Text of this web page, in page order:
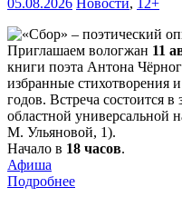
05.08.2026 Новости, 12+
Приглашаем вологжан 11
книги поэта Антона
избранные стихотворения
годов. Встреча состоится
областной универсальной
М. Ульяновой, 1).
Начало в 18 часов.
Афиша
Подробнее